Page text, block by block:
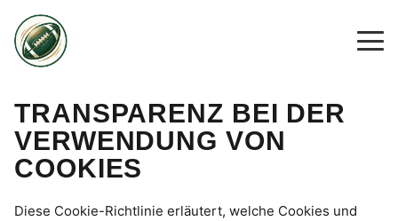
TRANSPARENZ BEI DER
VERWENDUNG VON
COOKIES
Diese Cookie-Richtlinie erläutert, welche Cookies und